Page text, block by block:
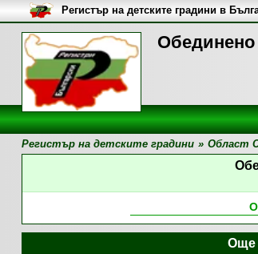
Обединено
Регистър на детските градини в
Регистър на детските градини » Област
Още